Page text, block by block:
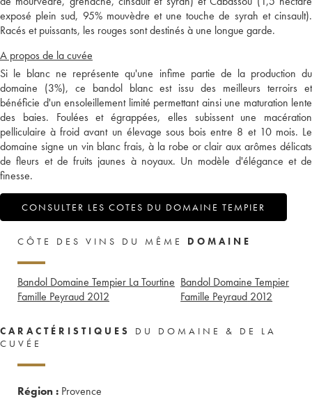
exposé plein sud, 95% mouvèdre et une touche de syrah et cinsault).
Racés et puissants, les rouges sont destinés à une longue garde.
A propos de la cuvée
Si le blanc ne représente qu'une infime partie de la production du
domaine (3%), ce bandol blanc est issu des meilleurs terroirs et
bénéficie d'un ensoleillement limité permettant ainsi une maturation lente
des baies. Foulées et égrappées, elles subissent une macération
pelliculaire à froid avant un élevage sous bois entre 8 et 10 mois. Le
domaine signe un vin blanc frais, à la robe or clair aux arômes délicats
de fleurs et de fruits jaunes à noyaux. Un modèle d'élégance et de
finesse.
CONSULTER LES COTES DU DOMAINE TEMPIER
CÔTE DES VINS DU MÊME DOMAINE
Bandol Domaine Tempier La Tourtine
Famille Peyraud 2012
Bandol Domaine Tempier
Famille Peyraud 2012
CARACTÉRISTIQUES
DU DOMAINE & DE LA
CUVÉE
Région : Provence